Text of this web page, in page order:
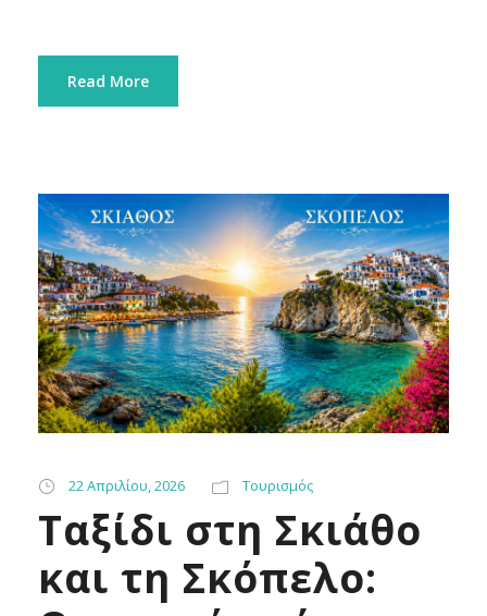
Read More
22 Απριλίου, 2026 Τουρισμός
Ταξίδι στη Σκιάθο
και τη Σκόπελο: